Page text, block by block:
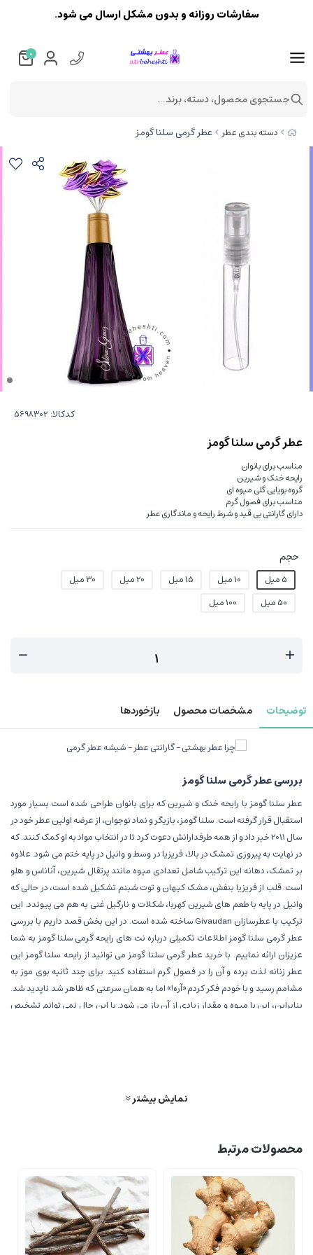
دسته بندی عطر عطر گرمی سلنا گومز
کدکالا:
عطر گرمی سلنا گومز
مناسب برای بانوان
رایحه خنک و شیرین
گروه بویایی گلی میوه ای
مناسب برای فصول گرم
دارای گارانتی بی قید و شرط رایحه و ماندگاری عطر
حجم
5 میل 10 میل 15 میل 20 میل
30 میل
50 میل
100 میل
توضیحات مشخصات محصول بازخوردها
بررسی عطر گرمی سلنا گومز
عطر سلنا گومز با رایحه خنک و شیرین که برای بانوان طراحی شده است بسیار مورد
استقبال قرار گرفته است. سلنا گومز، بازیگر و نماد نوجوان، از عرضه اولین عطر خود در
سال 2011 خبر داد و از همه طرفدارانش دعوت کرد تا در انتخاب مواد به او کمک کنند. که
در نهایت به پیروزی تمشک در بالا، فریزیا در وسط و وانیل در پایه ختم می شود. علاوه
بر تمشک، دهانه این ترکیب شامل تعدادی میوه مانند پرتقال شیرین، آناناس و هلو
است. قلب از فریزیا بنفش، مشک کیهان و توت شبنم تشکیل شده است، در حالی که
وانیل در پایه با طعم های شیرین کهربا، شکلات و نارگیل غنی به هم می پیوندد. این
ترکیب با عطرسازان Givaudan ساخته شده است. در این بخش قصد داریم با بررسی
عطر گرمی سلنا گومز اطلاعات تکمیلی درباره نت های رایحه گرمی سلنا گومز به شما
عزیزان ارائه نماییم. با خرید عطر گرمی سلنا گومز می توانید از رایحه سلنا گومز این
عطر زنانه لذت برده و آن را در فصول گرم استفاده کنید. برای چند ثانیه بوی موز به
مشامم رسید و با خودم فکر کردم «آره!» اما به همان سرعتی که ظاهر شد ناپدید شد.
بنابراین، این با میوه و مقدار زیادی از آن باز می شود. با این حال نمی توانم تشخیص
متوجه جذابیت این عطر زنانهخواهید شد، این عطر توسط متخصص ترین عطر سازان
نمایش بیشتر
محصولات مرتبط
سفارشات روزانه و بدون مشکل ارسال می شود.
0
جستجوی محصول، دسته، برند...